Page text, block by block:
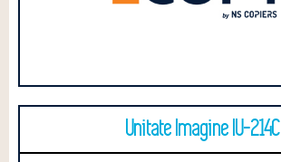
Unitate Imagine IU-214C